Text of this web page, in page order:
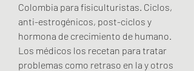
Colombia para fisiculturistas. Ciclos,
anti-estrogénicos, post-ciclos y
hormona de crecimiento de humano.
Los médicos los recetan para tratar
problemas como retraso en la y otros